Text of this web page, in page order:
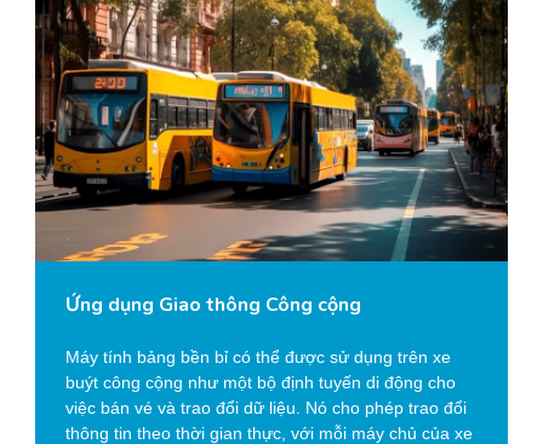
Ứng dụng Giao thông Công cộng
Máy tính bảng bền bỉ có thể được sử dụng trên xe
buýt công cộng như một bộ định tuyến di động cho
việc bán vé và trao đổi dữ liệu. Nó cho phép trao đổi
thông tin theo thời gian thực, với mỗi máy chủ của xe